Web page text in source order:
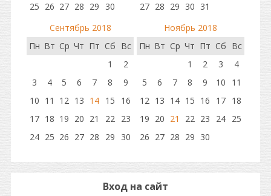
25 26 27 28 29 30
27 28 29 30 31
Сентябрь 2018
Пн Вт Ср Чт Пт Сб Вс
1
2
3
4 5 6 7 8
9
10 11 12 13 14 15
16
17 18 19 20 21 22 23
24 25 26 27 28 29 30
Ноябрь 2018
Пн Вт Ср Чт Пт Сб Вс
1
2 3
4
5
6 7 8 9 10
11
12 13 14 15 16 17 18
19 20 21 22 23 24 25
26 27 28 29 30
Вход на сайт